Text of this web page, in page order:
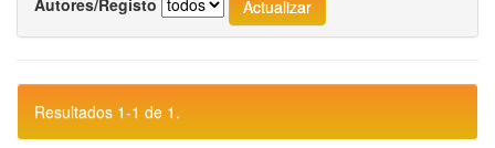
Resultados 1-1 de 1.